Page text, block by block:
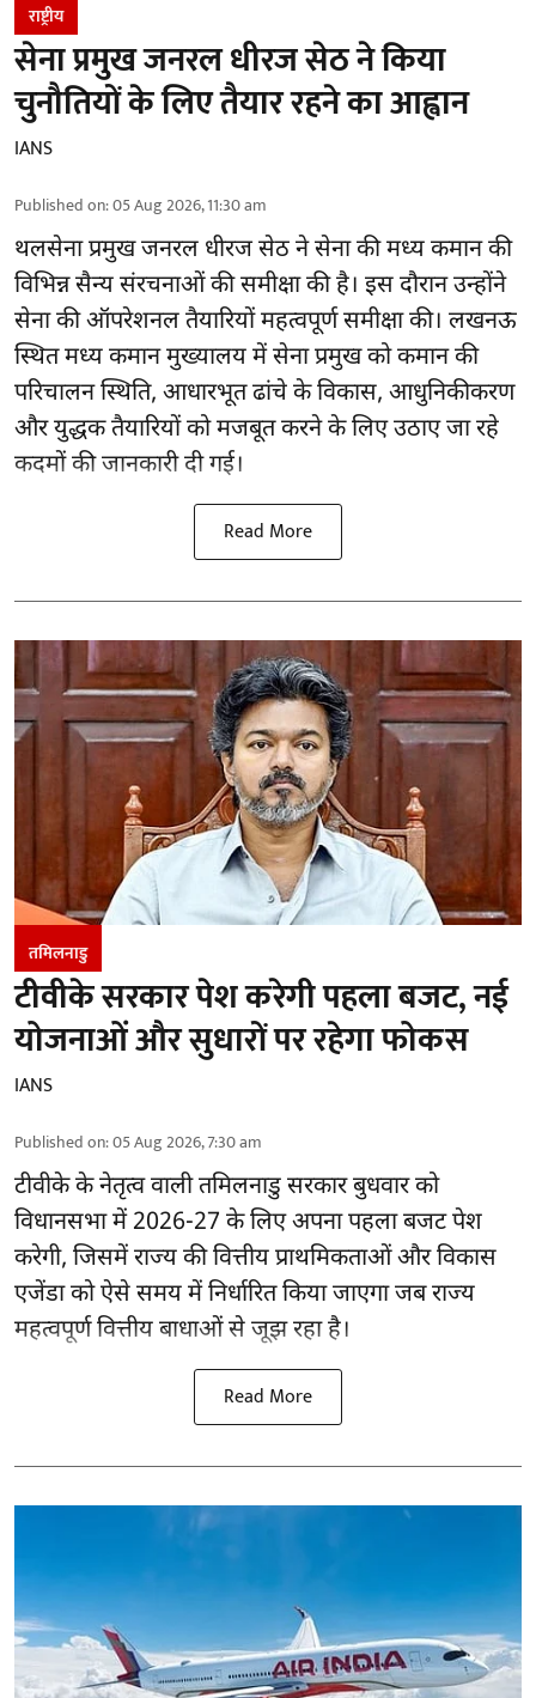
राष्ट्रीय
सेना प्रमुख जनरल धीरज सेठ ने किया
चुनौतियों के लिए तैयार रहने का आह्वान
IANS
Published on:05 Aug 2026, 11:30 am
थलसेना प्रमुख जनरल धीरज सेठ ने सेना की मध्य कमान की
विभिन्न सैन्य संरचनाओं की समीक्षा की है। इस दौरान उन्होंने
सेना की ऑपरेशनल तैयारियों महत्वपूर्ण समीक्षा की। लखनऊ
स्थित मध्य कमान मुख्यालय में सेना प्रमुख को कमान की
परिचालन स्थिति, आधारभूत ढांचे के विकास, आधुनिकीकरण
और युद्धक तैयारियों को मजबूत करने के लिए उठाए जा रहे
कदमों की जानकारी दी गई।
Read More
तमिलनाडु
टीवीके सरकार पेश करेगी पहला बजट, नई
योजनाओं और सुधारों पर रहेगा फोकस
IANS
Published on:05 Aug 2026, 7:30 am
टीवीके के नेतृत्व वालीतमिलनाडु सरकारबुधवार को
विधानसभा में 2026-27 के लिए अपना पहला बजट पेश
करेगी, जिसमें राज्य की वित्तीय प्राथमिकताओं और विकास
एजेंडा को ऐसे समय में निर्धारित किया जाएगा जब राज्य
महत्वपूर्ण वित्तीय बाधाओं से जूझ रहा है।
Read More